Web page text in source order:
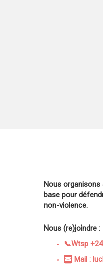
Nous
base pour
non-violence.
Nous (re)joindre :
📞Wtsp
Mail :